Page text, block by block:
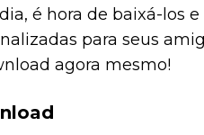
é hora de baixá-los
para seus
agora mesmo!